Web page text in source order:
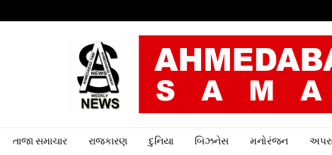
તાજા સમાચાર રાજકારણ દુનિયા બિઝનેસ મનોરંજન